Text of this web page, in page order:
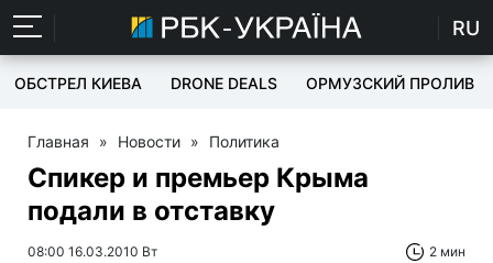
RU
ОБСТРЕЛ КИЕВА DRONE DEALS ОРМУЗСКИЙ ПРОЛИВ
Главная » Новости » Политика
Спикер и премьер Крыма
подали в отставку
08:00 16.03.2010 Вт 2 мин